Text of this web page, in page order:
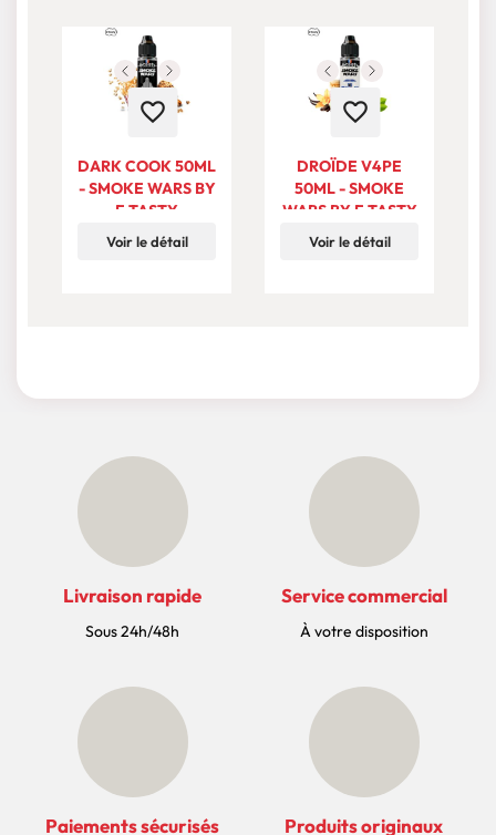
favorite_border
DARK COOK 50ML
- SMOKE WARS BY
E.TASTY
Voir le détail
favorite_border
DROÏDE V4PE
50ML - SMOKE
WARS BY E.TASTY
Voir le détail
Livraison rapide
Sous 24h/48h
Service commercial
À votre disposition
Paiements sécurisés Produits originaux